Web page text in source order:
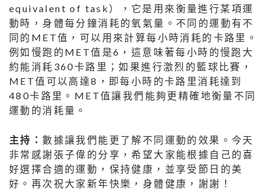
equivalent of task），它是用來衡量進行某項運
動時，身體每分鐘消耗的氧氣量。不同的運動有不
同的MET值，可以用來計算每小時消耗的卡路里。
例如慢跑的MET值是6，這意味著每小時的慢跑大
約能消耗360卡路里；如果進行激烈的籃球比賽，
MET值可以高達8，即每小時的卡路里消耗達到
480卡路里。MET值讓我們能夠更精確地衡量不同
運動的消耗量。
主持：數據讓我們能更了解不同運動的效果。今天
非常感謝張子偉的分享，希望大家能根據自己的喜
好選擇合適的運動，保持健康，並享受節日的美
好。再次祝大家新年快樂，身體健康，謝謝！